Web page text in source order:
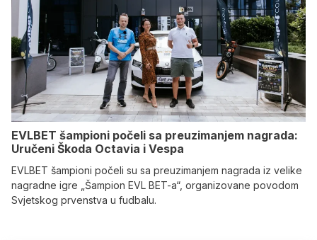
EVLBET šampioni počeli sa preuzimanjem nagrada:
Uručeni Škoda Octavia i Vespa
EVLBET šampioni počeli su sa preuzimanjem nagrada iz velike
nagradne igre „Šampion EVL BET-a“, organizovane povodom
Svjetskog prvenstva u fudbalu.